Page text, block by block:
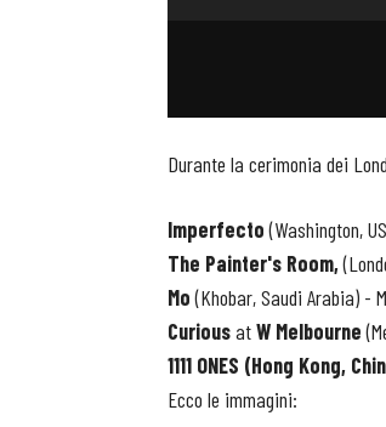
Durante la cerimonia dei
Imperfecto(Washington,
The Painter's Room,
Mo(Khobar, Saudi Arabia) -
CuriousatW Melbourne
1111 ONES (Hong Kong,
Ecco le immagini: